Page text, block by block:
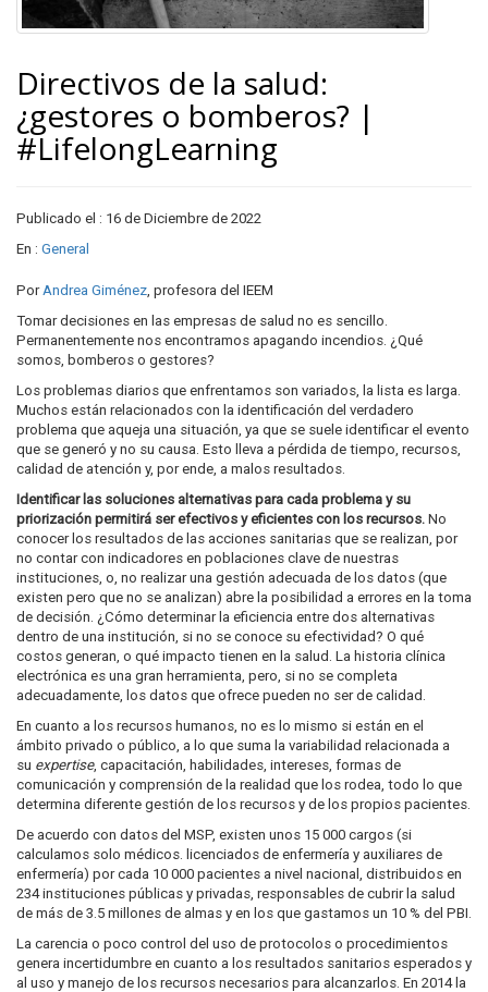
Directivos de la salud:
¿gestores o bomberos? |
#LifelongLearning
Publicado el : 16 de Diciembre de 2022
En : General
PorAndrea Giménez, profesora del IEEM
Tomar decisiones en las empresas de salud no es sencillo.
Permanentemente nos encontramos apagando incendios. ¿Qué
somos, bomberos o gestores?
Los problemas diarios que enfrentamos son variados, la lista es larga.
Muchos están relacionados con la identificación del verdadero
problema que aqueja una situación, ya que se suele identificar el evento
que se generó y no su causa. Esto lleva a pérdida de tiempo, recursos,
calidad de atención y, por ende, a malos resultados.
Identificar las soluciones alternativas para cada problema y su
priorización permitirá ser efectivos y eficientes con los recursos. No
conocer los resultados de las acciones sanitarias que se realizan, por
no contar con indicadores en poblaciones clave de nuestras
instituciones, o, no realizar una gestión adecuada de los datos (que
existen pero que no se analizan) abre la posibilidad a errores en la toma
de decisión. ¿Cómo determinar la eficiencia entre dos alternativas
dentro de una institución, si no se conoce su efectividad? O qué
costos generan, o qué impacto tienen en la salud. La historia clínica
electrónica es una gran herramienta, pero, si no se completa
adecuadamente, los datos que ofrece pueden no ser de calidad.
En cuanto a los recursos humanos, no es lo mismo si están en el
ámbito privado o público, a lo que suma la variabilidad relacionada a
su expertise, capacitación, habilidades, intereses, formas de
comunicación y comprensión de la realidad que los rodea, todo lo que
determina diferente gestión de los recursos y de los propios pacientes.
De acuerdo con datos del MSP, existen unos 15 000 cargos (si
calculamos solo médicos. licenciados de enfermería y auxiliares de
enfermería) por cada 10 000 pacientes a nivel nacional, distribuidos en
234 instituciones públicas y privadas, responsables de cubrir la salud
de más de 3.5 millones de almas y en los que gastamos un 10 % del PBI.
La carencia o poco control del uso de protocolos o procedimientos
genera incertidumbre en cuanto a los resultados sanitarios esperados y
al uso y manejo de los recursos necesarios para alcanzarlos. En 2014 la